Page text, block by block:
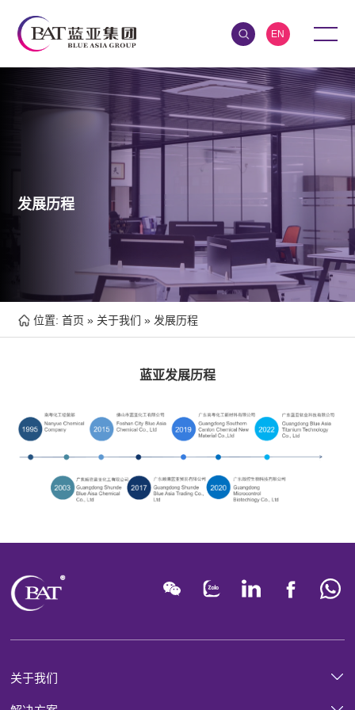
EN
发展历程
位置:首页 » 关于我们 » 发展历程
蓝亚发展历程
关于我们